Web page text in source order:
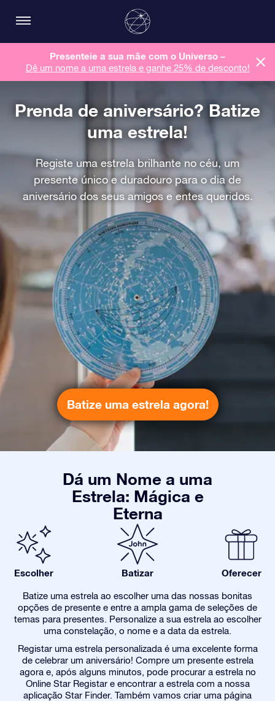
Presenteie a sua mãe com o Universo –
Dê um nome a uma estrela e ganhe 25% de desconto!
Prenda de aniversário? Batize
uma estrela!
Registe uma estrela brilhante no céu, um
presente único e duradouro para o dia de
aniversário dos seus amigos e entes queridos.
Batize uma estrela agora!
Dá um Nome a uma
Estrela: Mágica e
Eterna
Escolher Batizar Oferecer
Batize uma estrela ao escolher uma das nossas bonitas
opções de presente e entre a ampla gama de seleções de
temas para presentes. Personalize a sua estrela ao escolher
uma constelação, o nome e a data da estrela.
Registar uma estrela personalizada é uma excelente forma
de celebrar um aniversário! Compre um presente estrela
agora e, após alguns minutos, pode procurar a estrela no
Online Star Registar e encontrar a estrela com a nossa
aplicação Star Finder. Também vamos criar uma página